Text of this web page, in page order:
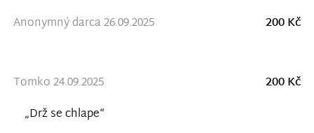
Anonymný darca 26.09.2025 200 Kč
Tomko 24.09.2025
200 Kč
„Drž se chlape“